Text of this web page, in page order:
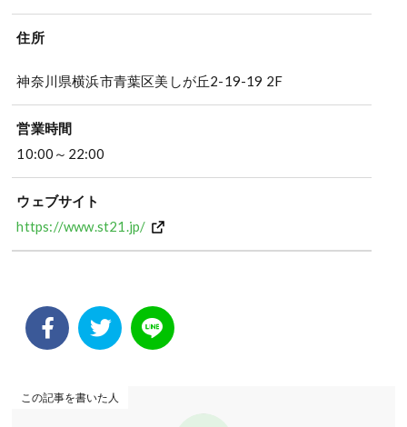
住所
神奈川県横浜市青葉区美しが丘2-19-19 2F
営業時間
10:00～22:00
ウェブサイト
https://www.st21.jp/
この記事を書いた人